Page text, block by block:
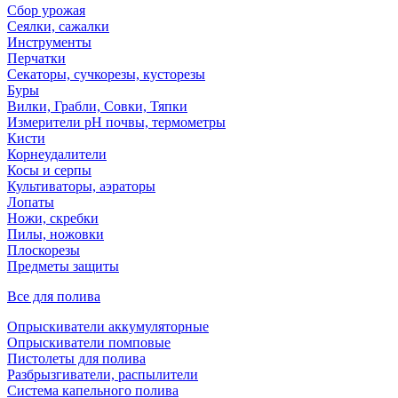
Сбор урожая
Сеялки, сажалки
Инструменты
Перчатки
Секаторы, сучкорезы, кусторезы
Буры
Вилки, Грабли, Совки, Тяпки
Измерители pH почвы, термометры
Кисти
Корнеудалители
Косы и серпы
Культиваторы, аэраторы
Лопаты
Ножи, скребки
Пилы, ножовки
Плоскорезы
Предметы защиты
Все для полива
Опрыскиватели аккумуляторные
Опрыскиватели помповые
Пистолеты для полива
Разбрызгиватели, распылители
Система капельного полива